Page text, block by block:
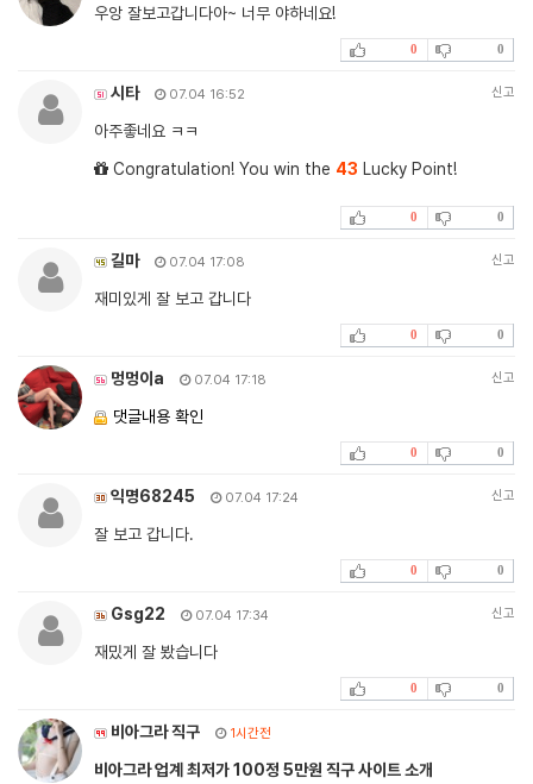
우앙 잘보고갑니다아~ 너무 야하네요!
0 0
시타 07.04 16:52 신고
아주좋네요 ㅋㅋ
Congratulation! You win the 43 Lucky Point!
0 0
길마 07.04 17:08 신고
재미있게 잘 보고 갑니다
0 0
멍멍이a 07.04 17:18 신고
댓글내용 확인
0 0
익명68245 07.04 17:24 신고
잘 보고 갑니다.
0 0
Gsg22 07.04 17:34 신고
재밌게 잘 봤습니다
0 0
비아그라 직구 1시간전
비아그라 업계 최저가 100정 5만원 직구 사이트 소개